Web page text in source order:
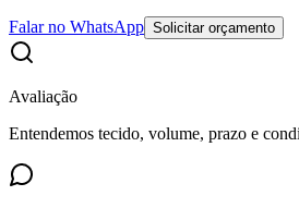
Falar no WhatsApp Solicitar orçamento
Avaliação
Entendemos tecido, volume, prazo e